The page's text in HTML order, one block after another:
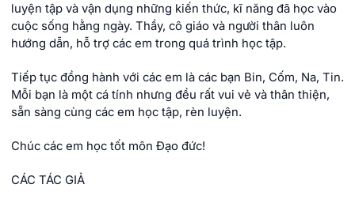
luyện tập và vận dụng những kiến thức, kĩ năng đã học vào
cuộc sống hằng ngày. Thầy, cô giáo và người thân luôn
hướng dẫn, hỗ trợ các em trong quá trình học tập.
Tiếp tục đồng hành với các em là các bạn Bin, Cốm, Na, Tin.
Mỗi bạn là một cá tính nhưng đều rất vui vẻ và thân thiện,
sẵn sàng cùng các em học tập, rèn luyện.
Chúc các em học tốt môn Đạo đức!
CÁC TÁC GIẢ